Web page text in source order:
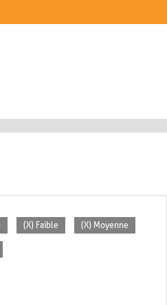
(X) Faible (X) Moyenne